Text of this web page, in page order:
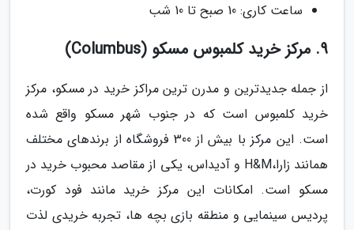
ساعت کاری: 10 صبح تا 10 شب
9. مرکز خرید کلمبوس مسکو (Columbus)
از جمله جدیدترین و مدرن ترین مراکز خرید در مسکو، مرکز
خرید کلمبوس است که در جنوب شهر مسکو واقع شده
است. این مرکز با بیش از 300 فروشگاه از برندهای مختلف
همانند زارا،H&M و آدیداس، یکی از مقاصد محبوب خرید در
مسکو است. امکانات این مرکز خرید مانند فود کورت،
پردیس سینمایی و منطقه بازی بچه ها، تجربه خریدی لذت